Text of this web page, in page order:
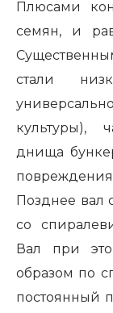
Плюсами
семян, и
стали
культуры),
днища
Позднее вал
со
Вал при
образом по
постоянный